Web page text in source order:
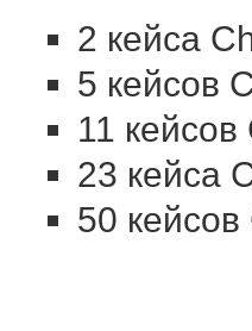
2 кейса
5 кейсов
11
23 кейса
50